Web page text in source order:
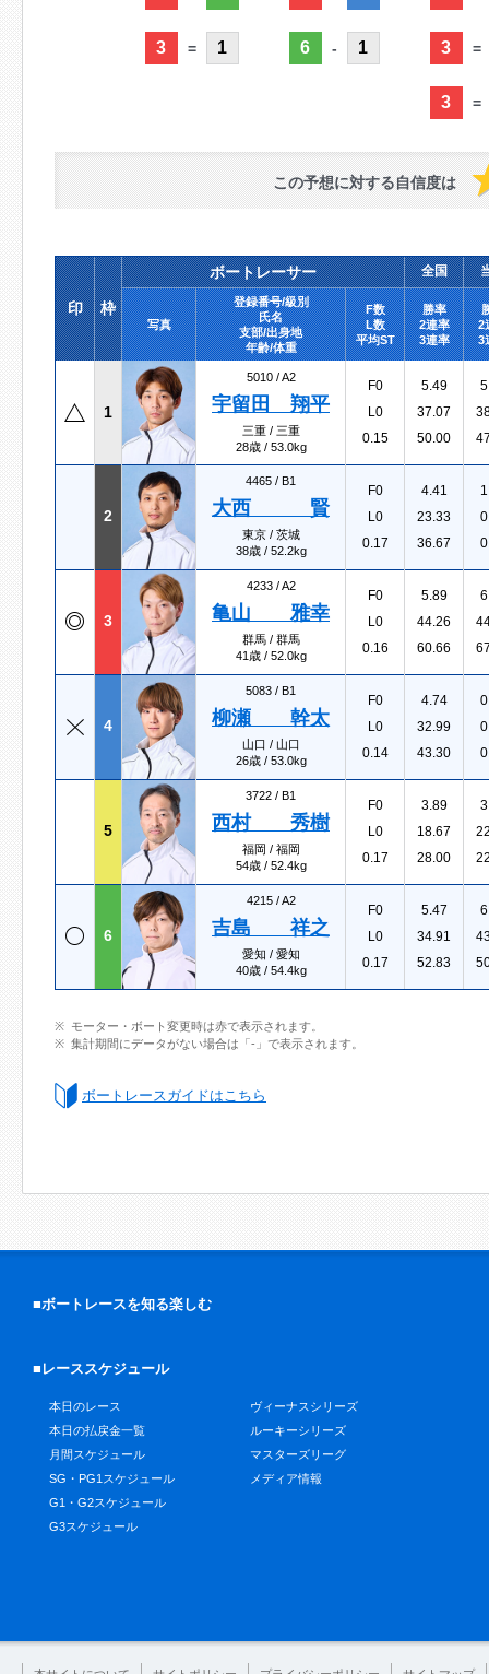
3 = 1 6 - 1 3 =
3 =
この予想に対する自信度は
印 枠
ボートレーサー 全国
写真
登録番号/級別
氏名
支部/出身地
年齢/体重
F数
L数
平均ST
勝率
2連率
3連率
2
3
1
5010 /A2
宇留田 翔平
三重 / 三重
28歳 / 53.0kg
F0
L0
0.15
5.49
37.07
50.00
2
4465 / B1
大西 賢
東京 / 茨城
38歳 / 52.2kg
F0
L0
0.17
4.41
23.33
36.67
3
4233 /A2
亀山 雅幸
群馬 / 群馬
41歳 / 52.0kg
F0
L0
0.16
5.89
44.26
60.66
4
5083 / B1
柳瀬 幹太
山口 / 山口
26歳 / 53.0kg
F0
L0
0.14
4.74
32.99
43.30
5
3722 / B1
西村 秀樹
福岡 / 福岡
54歳 / 52.4kg
F0
L0
0.17
3.89
18.67
28.00
6
4215 /A2
吉島 祥之
愛知 / 愛知
40歳 / 54.4kg
F0
L0
0.17
5.47
34.91
52.83
モーター・ボート変更時は赤で表示されます。
集計期間にデータがない場合は「-」で表示されます。
ボートレースガイドはこちら
■ボートレースを知る楽しむ
■レーススケジュール
本日のレース
本日の払戻金一覧
月間スケジュール
SG・PG1スケジュール
G1・G2スケジュール
G3スケジュール
ヴィーナスシリーズ
ルーキーシリーズ
マスターズリーグ
メディア情報